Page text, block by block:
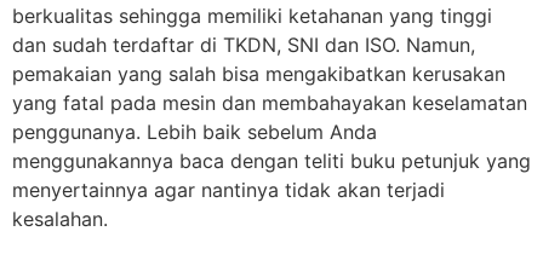
berkualitas sehingga memiliki ketahanan yang tinggi
dan sudah terdaftar di TKDN, SNI dan ISO. Namun,
pemakaian yang salah bisa mengakibatkan kerusakan
yang fatal pada mesin dan membahayakan keselamatan
penggunanya. Lebih baik sebelum Anda
menggunakannya baca dengan teliti buku petunjuk yang
menyertainnya agar nantinya tidak akan terjadi
kesalahan.